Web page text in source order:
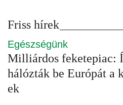
Friss hírek
Egészségünk
Milliárdos feketepiac:
hálózták be Európát a
ek